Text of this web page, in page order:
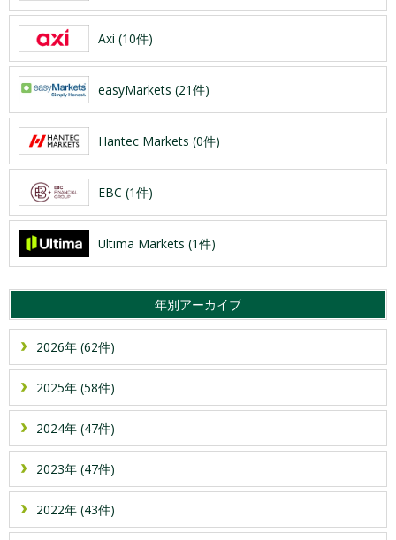
Axi (10件)
easyMarkets (21件)
Hantec Markets (0件)
EBC (1件)
Ultima Markets (1件)
年別アーカイブ
2026年 (62件)
2025年 (58件)
2024年 (47件)
2023年 (47件)
2022年 (43件)